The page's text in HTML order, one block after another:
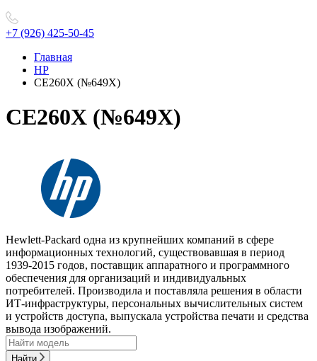
+7 (926) 425-50-45
Главная
HP
CE260X (№649X)
CE260X (№649X)
Hewlett-Packard одна из крупнейших компаний в сфере
информационных технологий, существовавшая в период
1939-2015 годов, поставщик аппаратного и программного
обеспечения для организаций и индивидуальных
потребителей. Производила и поставляла решения в области
ИТ-инфраструктуры, персональных вычислительных систем
и устройств доступа, выпускала устройства печати и средства
вывода изображений.
Найти